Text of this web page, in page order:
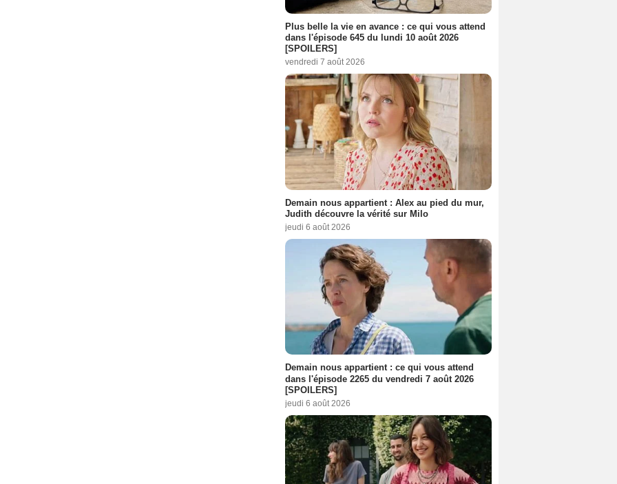
Plus belle la vie en avance : ce qui vous attend
dans l'épisode 645 du lundi 10 août 2026
[SPOILERS]
vendredi 7 août 2026
Demain nous appartient : Alex au pied du mur,
Judith découvre la vérité sur Milo
jeudi 6 août 2026
Demain nous appartient : ce qui vous attend
dans l'épisode 2265 du vendredi 7 août 2026
[SPOILERS]
jeudi 6 août 2026